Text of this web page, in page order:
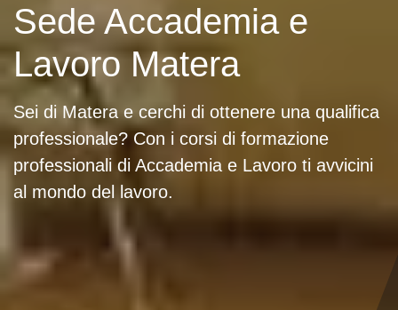
Sede Accademia e
Lavoro Matera
Sei di Matera e cerchi di ottenere una qualifica
professionale? Con i corsi di formazione
professionali di Accademia e Lavoro ti avvicini
al mondo del lavoro.